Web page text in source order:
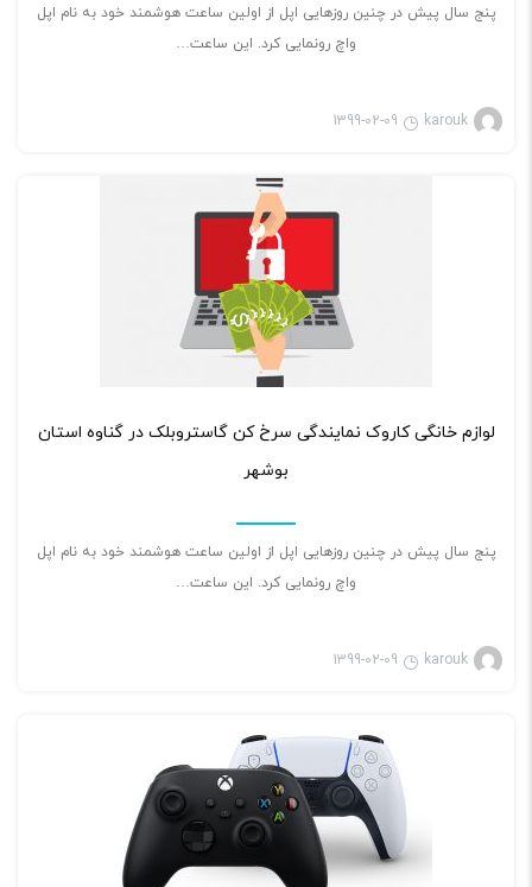
پنج سال پیش در چنین روزهایی اپل از اولین ساعت هوشمند خود به نام اپل
واچ رونمایی کرد. این ساعت…
karouk
1399-02-09
لوازم خانگی کاروک نمایندگی سرخ کن گاستروبلک در گناوه استان
بوشهر
پنج سال پیش در چنین روزهایی اپل از اولین ساعت هوشمند خود به نام اپل
واچ رونمایی کرد. این ساعت…
karouk
1399-02-09